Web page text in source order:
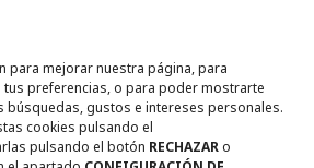
para mejorar nuestra página, para
tus preferencias, o para poder mostrarte
búsquedas, gustos e intereses personales.
cookies pulsando el
pulsando el botón RECHAZARo
Legal
Política de privacidad
Política de Cookies